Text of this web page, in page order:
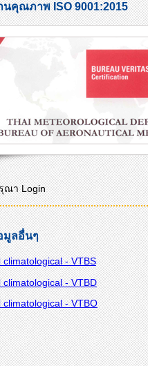
นคุณภาพ ISO 9001:2015
ณา Login
มูลอื่นๆ
climatological - VTBS
climatological - VTBD
climatological - VTBO